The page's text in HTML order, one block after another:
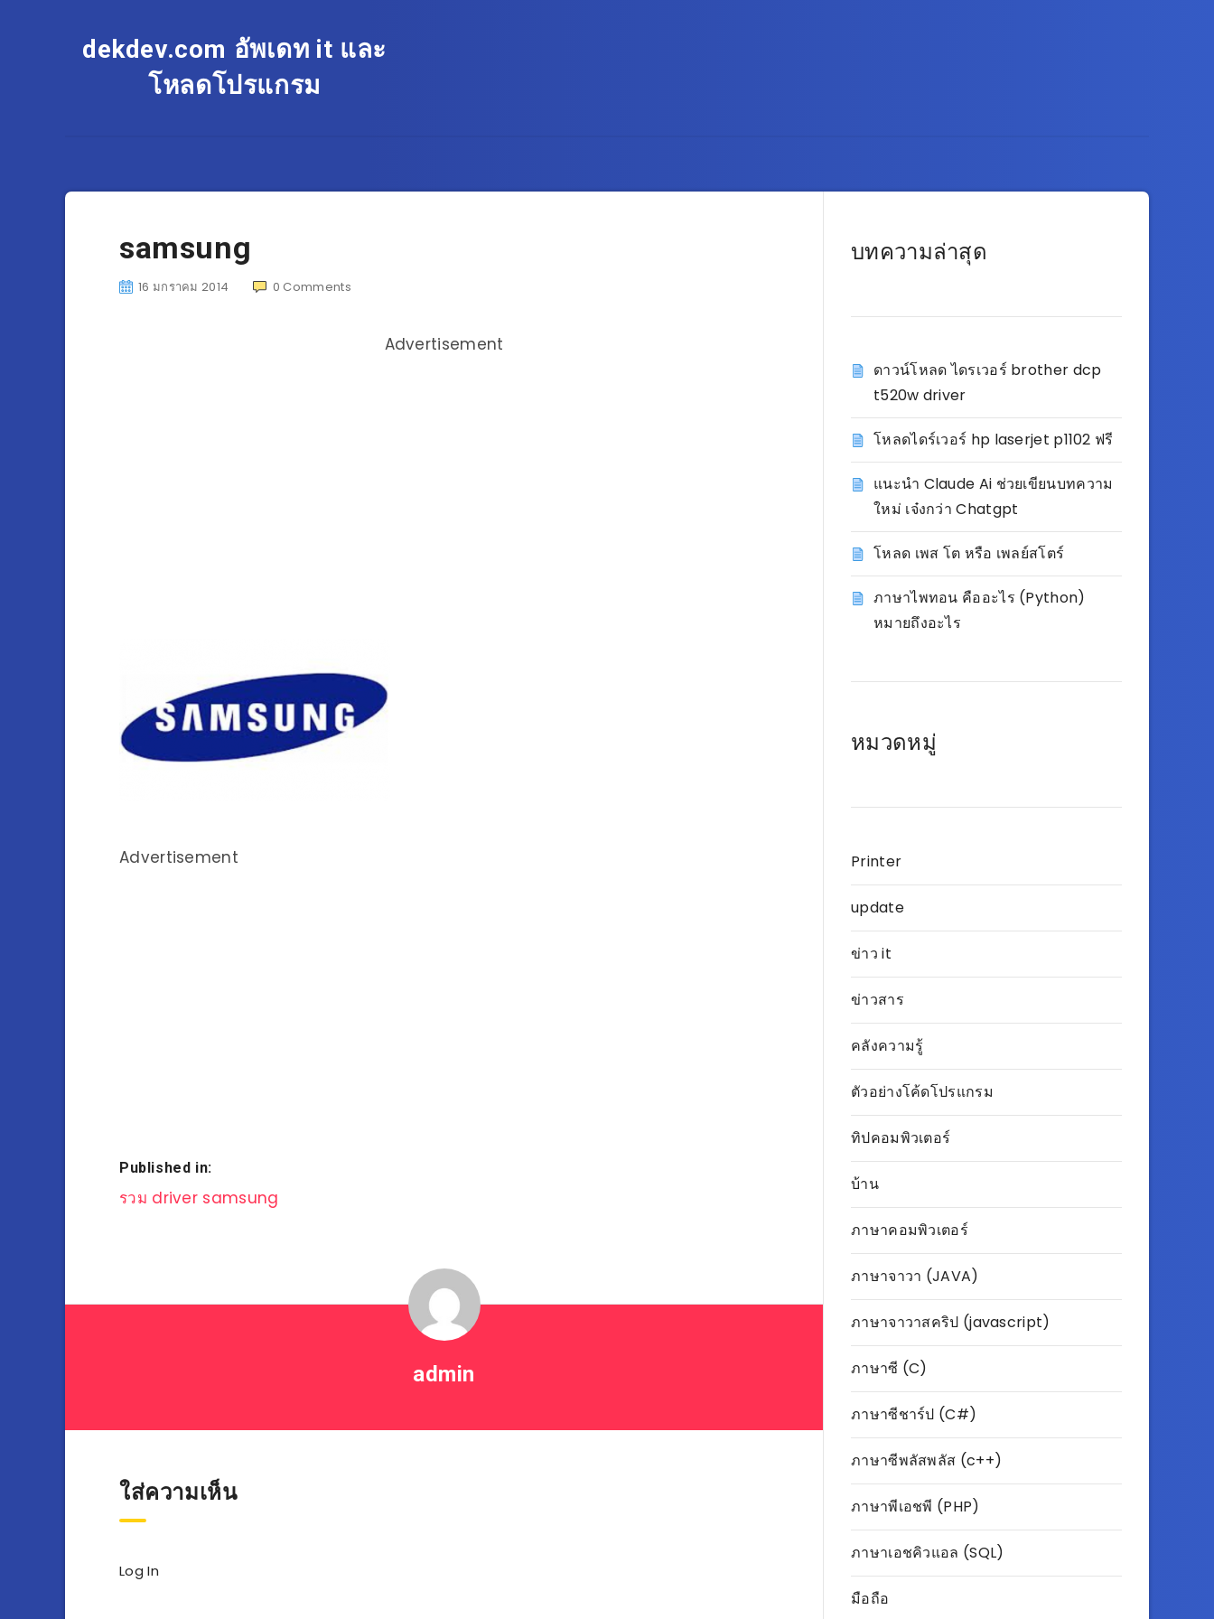
dekdev.com อัพเดท it และ
โหลดโปรแกรม
samsung
16 มกราคม 2014 0 Comments
Advertisement
Advertisement
Published in:
แนะแนว
รวม driver samsung
admin
ใส่ความเห็น
Log In
บทความล่าสุด
ดาวน์โหลด ไดรเวอร์ brother dcp
t520w driver
โหลดไดร์เวอร์ hp laserjet p1102 ฟรี
แนะนำ Claude Ai ช่วยเขียนบทความ
ใหม่ เจ๋งกว่า Chatgpt
โหลด เพส โต หรือ เพลย์สโตร์
ภาษาไพทอน คืออะไร (Python)
หมายถึงอะไร
หมวดหมู่
Printer
update
ข่าว it
ข่าวสาร
คลังความรู้
ตัวอย่างโค้ดโปรแกรม
ทิปคอมพิวเตอร์
บ้าน
ภาษาคอมพิวเตอร์
ภาษาจาวา (JAVA)
ภาษาจาวาสคริป (javascript)
ภาษาซี (C)
ภาษาซีชาร์ป (C#)
ภาษาซีพลัสพลัส (c++)
ภาษาพีเอชพี (PHP)
ภาษาเอชคิวแอล (SQL)
มือถือ